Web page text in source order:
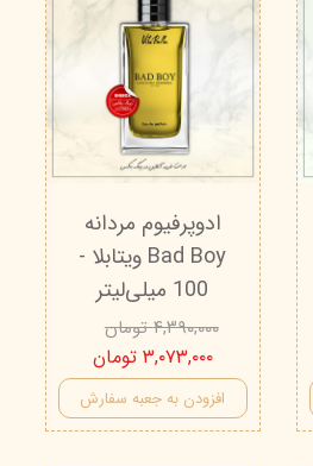
ادوپرفیوم مردانه
Bad Boy ویتابلا -
100 میلی‌لیتر
۴,۳۹۰,۰۰۰ تومان
۳,۰۷۳,۰۰۰ تومان
افزودن به جعبه سفارش